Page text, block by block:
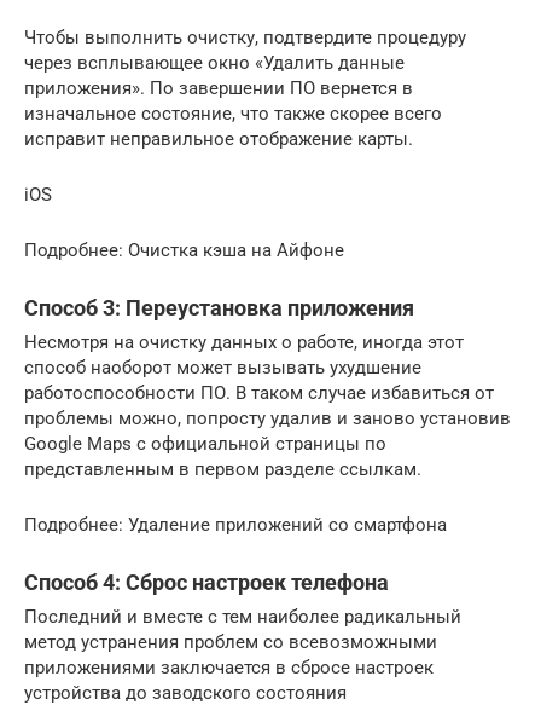
Чтобы выполнить очистку, подтвердите процедуру
через всплывающее окно «Удалить данные
приложения». По завершении ПО вернется в
изначальное состояние, что также скорее всего
исправит неправильное отображение карты.
iOS
Подробнее: Очистка кэша на Айфоне
Способ 3: Переустановка приложения
Несмотря на очистку данных о работе, иногда этот
способ наоборот может вызывать ухудшение
работоспособности ПО. В таком случае избавиться от
проблемы можно, попросту удалив и заново установив
Google Maps с официальной страницы по
представленным в первом разделе ссылкам.
Подробнее: Удаление приложений со смартфона
Способ 4: Сброс настроек телефона
Последний и вместе с тем наиболее радикальный
метод устранения проблем со всевозможными
приложениями заключается в сбросе настроек
устройства до заводского состояния